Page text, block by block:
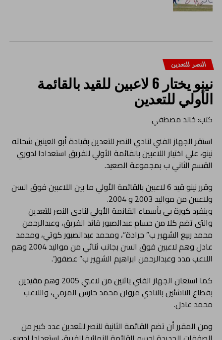
النصر للتعدين
نينو يختار 6 لاعبين للقيد بالقائمة
الأولي للتعدين
كتب: خالد مصطفي
استقر الجهاز الفني لنادي النصر للتعدين بقيادة أبو العينين شحاته
نينو، علي اختيار اللاعبين بالقائمة الأولي للفريق استعدادا لدوري
القسم الثاني ب بمجموعة الصعيد.
وقرر نينو قيد 6 لاعبين بالقائمة الأولي ما بين اللاعبين فوق السن
ولاعبين من مواليد 2003 و 2004.
وينفرد كورة بي بأسماء القائمة الأولي لنادي النصر للتعدين
والتي تضم كلا من حسام عبدالصبور قائد الفريق، وعبدالرحمن
محمد ربيع الشهير ب” جرادة”، ومحمد عبدالصبور كوتي، ومحمد
عادل وهم لاعبين فوق السن بجانب ثنائي من مواليد 2004 وهم
اللاعب مدد وعبدالرحمن ابراهيم الشهير ب” عصفور”.
كما استعان الجهاز الفني باثنين من لاعبي 2005 وهم مقيدين
بقطاع الناشئين بالنادي مروان محمد حارس المرمي، واللاعب
محمد عادل.
ومن المقرر أن تضم القائمة الثانية للنصر للتعدين عدد كبير من